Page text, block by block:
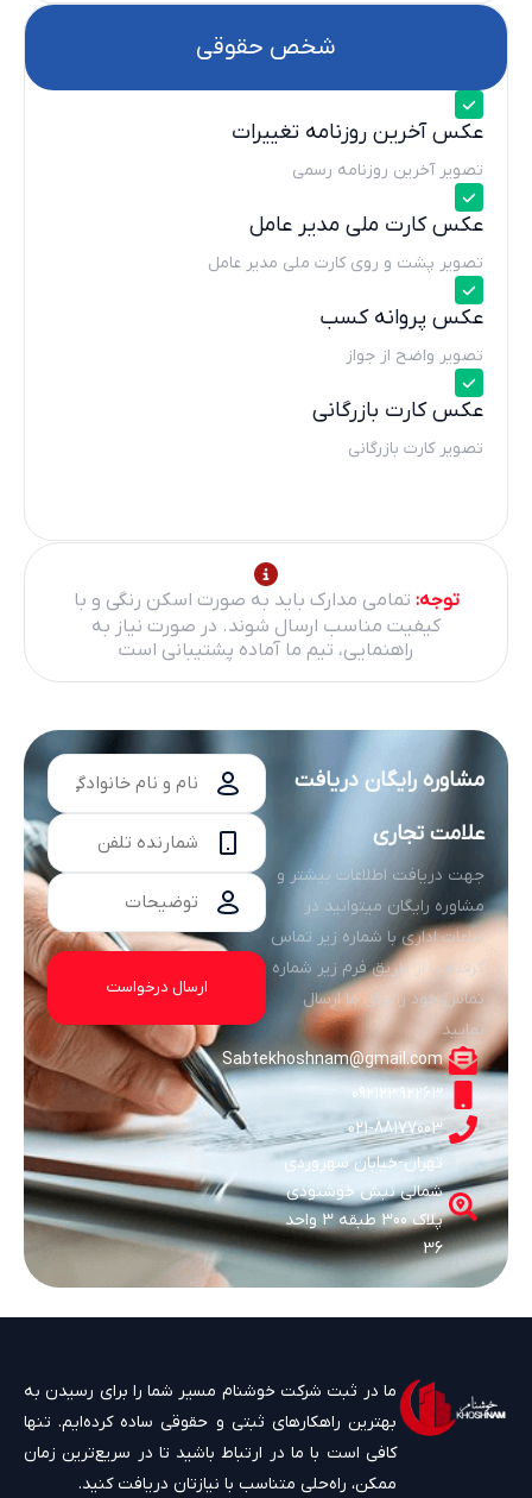
شخص حقوقی
عکس آخرین روزنامه تغییرات
تصویر آخرین روزنامه رسمی
عکس کارت ملی مدیر عامل
تصویر پشت و روی کارت ملی مدیر عامل
عکس پروانه کسب
تصویر واضح از جواز
عکس کارت بازرگانی
تصویر کارت بازرگانی
توجه: تمامی مدارک باید به صورت اسکن رنگی و با
کیفیت مناسب ارسال شوند. در صورت نیاز به
راهنمایی، تیم ما آماده پشتیبانی است
مشاوره رایگان دریافت
علامت تجاری
جهت دریافت اطلاعات بیشتر و
مشاوره رایگان میتوانید در
ساعات اداری با شماره زیر تماس
گرفته یا از طریق فرم زیر شماره
تماس خود را برای ما ارسال
نمایید
Sabtekhoshnam@gmail.com
09212392263
021-88177003
تهران-خیابان سهروردی
شمالی نبش خوشنودی
پلاک 300 طبقه 3 واحد
36
ما در ثبت شرکت خوشنام مسیر شما را برای رسیدن به
بهترین راهکارهای ثبتی و حقوقی ساده کرده‌ایم. تنها
کافی است با ما در ارتباط باشید تا در سریع‌ترین زمان
ممکن، راه‌حلی متناسب با نیازتان دریافت کنید.